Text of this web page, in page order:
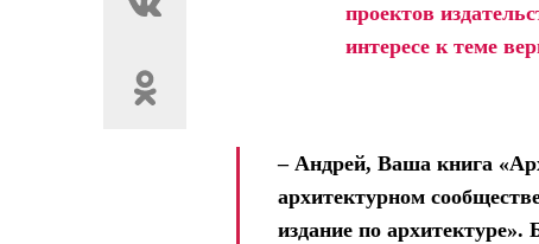
проектов
интересе к теме
– Андрей, Ваша книга
архитектурном
издание по